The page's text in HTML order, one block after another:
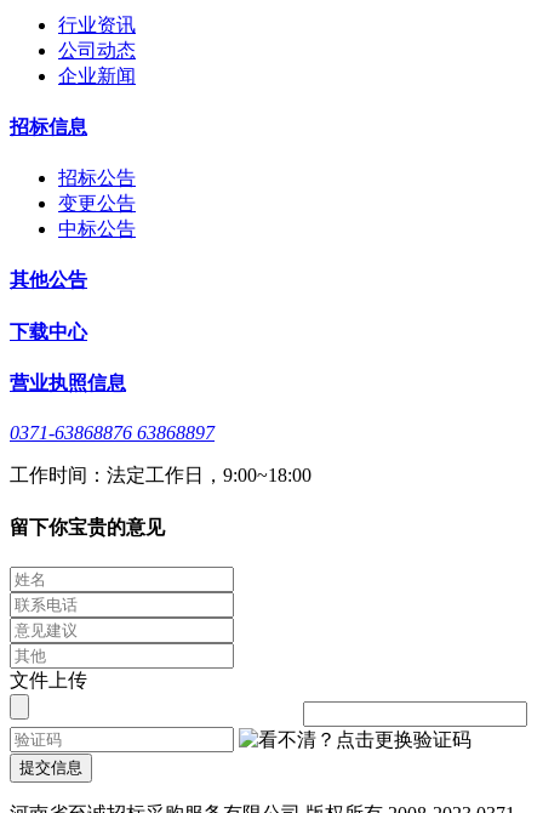
行业资讯
公司动态
企业新闻
招标信息
招标公告
变更公告
中标公告
其他公告
下载中心
营业执照信息
0371-63868876 63868897
工作时间：法定工作日，9:00~18:00
留下你宝贵的意见
文件上传
提交信息